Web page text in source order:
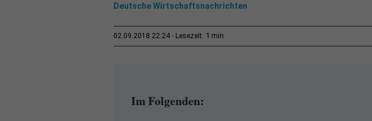
Deutsche Wirtschaftsnachrichten
02.09.2018 22:24 Lesezeit: 1 min
Im Folgenden: